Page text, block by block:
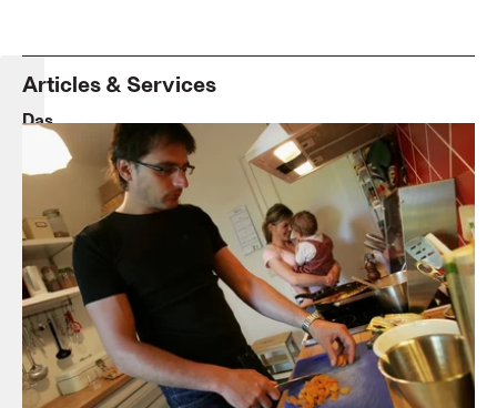
Das
Buch,
Mann
lesen
sollte
Feminist
Lab
Softcover
207
Seiten
€
18,-
Articles & Services